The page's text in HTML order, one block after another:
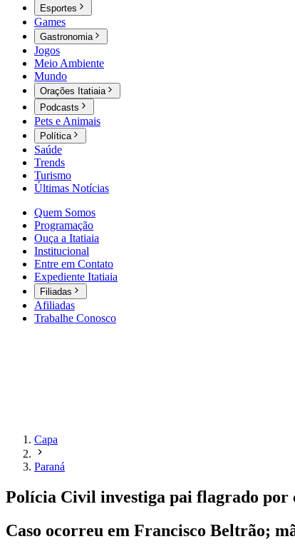
Esportes
Games
Gastronomia
Jogos
Meio Ambiente
Mundo
Orações Itatiaia
Podcasts
Pets e Animais
Política
Saúde
Trends
Turismo
Últimas Notícias
Quem Somos
Programação
Ouça a Itatiaia
Institucional
Entre em Contato
Expediente Itatiaia
Filiadas
Afiliadas
Trabalhe Conosco
Capa
Paraná
Polícia Civil investiga pai flagrado por
Caso ocorreu em Francisco Beltrão;